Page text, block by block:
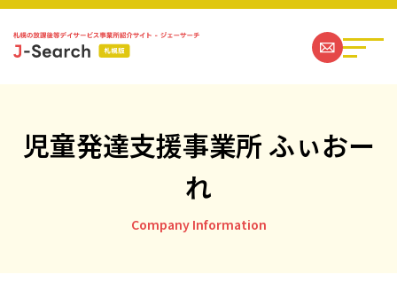
札幌の放課後等デイサービス事業所一覧
ジェーサーチコラム一覧
児童発達支援事業所 ふぃおー
れ
Company Information